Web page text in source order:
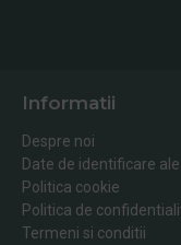
Informatii
Despre noi
Date de identificare
Politica cookie
Politica de
Termeni si conditii